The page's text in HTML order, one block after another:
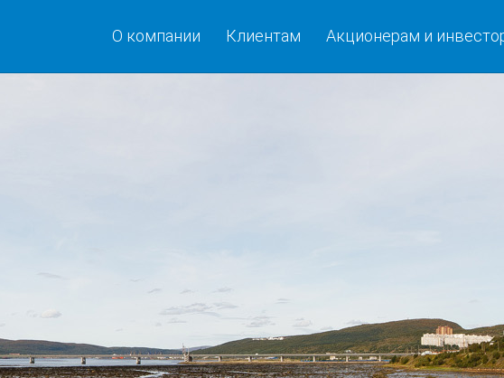
О компании Клиентам Акционерам и